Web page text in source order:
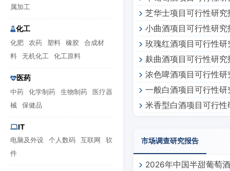
属加工
化工
化肥 农药 塑料 橡胶
合成材
料
无机化工 化工原料
医药
中药 化学制药 生物制药
医疗器
械
保健品
IT
电脑及外设 个人数码 互联网
软
件
芝华士项目可行性研究
小曲酒项目可行性研究
玫瑰红酒项目可行性研
麸曲酒项目可行性研究
浓色啤酒项目可行性研
一般白酒项目可行性研
米香型白酒项目可行性
市场调查研究报告
2026年中国半甜葡萄